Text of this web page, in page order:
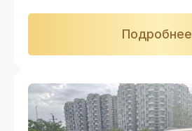
Подробнее